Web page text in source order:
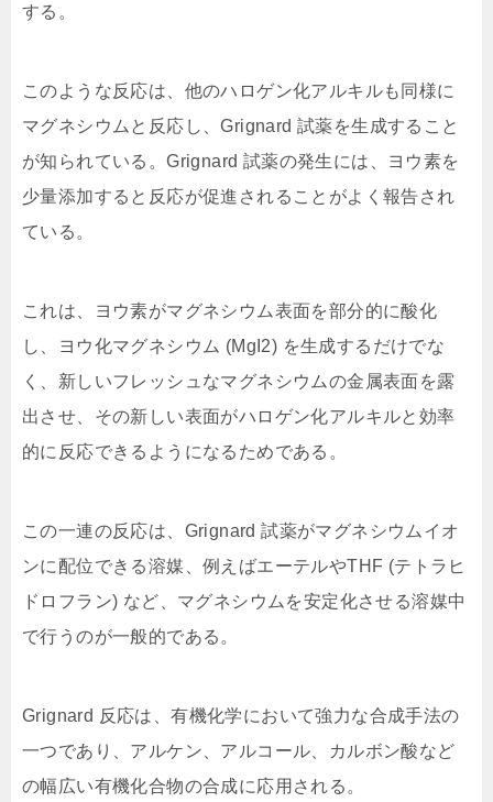
する。
このような反応は、他のハロゲン化アルキルも同様に
マグネシウムと反応し、Grignard 試薬を生成すること
が知られている。Grignard 試薬の発生には、ヨウ素を
少量添加すると反応が促進されることがよく報告され
ている。
これは、ヨウ素がマグネシウム表面を部分的に酸化
し、ヨウ化マグネシウム (MgI2) を生成するだけでな
く、新しいフレッシュなマグネシウムの金属表面を露
出させ、その新しい表面がハロゲン化アルキルと効率
的に反応できるようになるためである。
この一連の反応は、Grignard 試薬がマグネシウムイオ
ンに配位できる溶媒、例えばエーテルやTHF (テトラヒ
ドロフラン) など、マグネシウムを安定化させる溶媒中
で行うのが一般的である。
Grignard 反応は、有機化学において強力な合成手法の
一つであり、アルケン、アルコール、カルボン酸など
の幅広い有機化合物の合成に応用される。